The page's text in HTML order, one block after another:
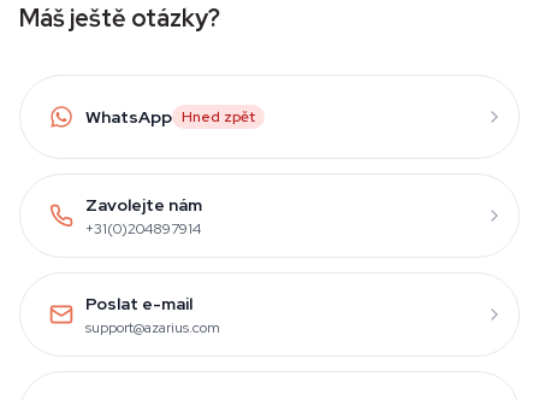
Máš ještě otázky?
WhatsApp Hned zpět
Zavolejte nám
+31(0)204897914
Poslat e-mail
support@azarius.com